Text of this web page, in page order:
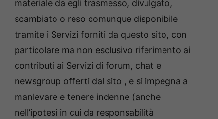
materiale da egli trasmesso, divulgato,
scambiato o reso comunque disponibile
tramite i Servizi forniti da questo sito, con
particolare ma non esclusivo riferimento ai
contributi ai Servizi di forum, chat e
newsgroup offerti dal sito , e si impegna a
manlevare e tenere indenne (anche
nell’ipotesi in cui da responsabilità